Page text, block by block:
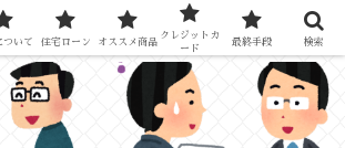
が教える「失敗しないお金の選び方」
ついて 住宅ローン オススメ商品
クレジットカ
ード
最終手段 検索